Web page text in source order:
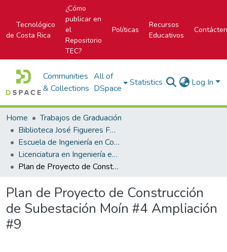
Tecnológico
de Costa Rica
¿Cómo
publicar en
el
Repositorio
TEC?
Políticas
Recursos
Educativos
Communities
& Collections
All of
DSpace
Statistics Log In
Home
Trabajos de Graduación
Biblioteca José Figueres Ferrer
Escuela de Ingeniería en Construcción
Licenciatura en Ingeniería en Construcción
Plan de Proyecto de Construcción de Subestación Moín #4 Ampliación #9
Plan de Proyecto de Construcción
de Subestación Moín #4 Ampliación
#9